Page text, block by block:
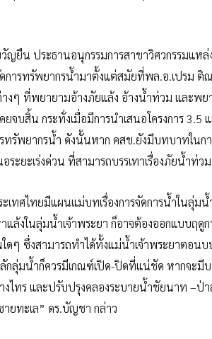
ยืน ประธานอนุกรรมการสาขาวิศวกรรมแหล่
การทรัพยากรน้ำมาตั้งแต่สมัยที่พล.อ.เปรม
างๆ ที่พยายามอ้างภัยแล้ง อ้างน้ำท่วม และพ
ยจบสิ้น กระทั่งเมื่อมีการนำเสนอโครงการ
ทรัพยากรน้ำ ดังนั้นหาก คสช.ยังมีบทบาทในก
ระยะเร่งด่วน ที่สามารถบรรเทาเรื่องภัยน้ำท่
ะเทศไทยมีแผนแม่บทเรื่องการจัดการน้ำในลุ่ม
ล้งในลุ่มน้ำเจ้าพระยา ก็อาจต้องออกแบบฤดู
ดๆ ซึ่งสามารถทำได้ทั้งแม่น้ำเจ้าพระยาตอน
กลุ่มน้ำก็ควรมีเกณฑ์เปิด-ปิดที่แน่ชัด หากจะมี
งไทร และปรับปรุงคลองระบายน้ำชัยนาท –
ยทะเล” ดร.บัญชา กล่าว